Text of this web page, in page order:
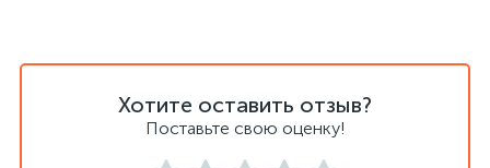
Хотите оставить отзыв?
Поставьте свою оценку!